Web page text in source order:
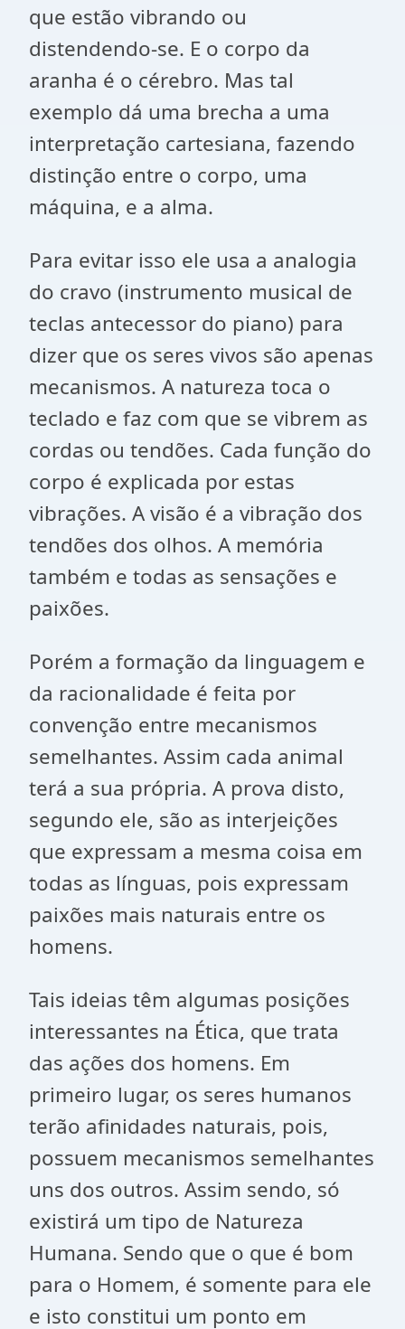
que estão vibrando ou
distendendo-se. E o corpo da
aranha é o cérebro. Mas tal
exemplo dá uma brecha a uma
interpretação cartesiana, fazendo
distinção entre o corpo, uma
máquina, e a alma.
Para evitar isso ele usa a analogia
do cravo (instrumento musical de
teclas antecessor do piano) para
dizer que os seres vivos são apenas
mecanismos. A natureza toca o
teclado e faz com que se vibrem as
cordas ou tendões. Cada função do
corpo é explicada por estas
vibrações. A visão é a vibração dos
tendões dos olhos. A memória
também e todas as sensações e
paixões.
Porém a formação da linguagem e
da racionalidade é feita por
convenção entre mecanismos
semelhantes. Assim cada animal
terá a sua própria. A prova disto,
segundo ele, são as interjeições
que expressam a mesma coisa em
todas as línguas, pois expressam
paixões mais naturais entre os
homens.
Tais ideias têm algumas posições
interessantes na Ética, que trata
das ações dos homens. Em
primeiro lugar, os seres humanos
terão afinidades naturais, pois,
possuem mecanismos semelhantes
uns dos outros. Assim sendo, só
existirá um tipo de Natureza
Humana. Sendo que o que é bom
para o Homem, é somente para ele
e isto constitui um ponto em